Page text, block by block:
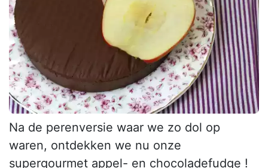
Na de perenversie waar we zo dol op
waren, ontdekken we nu onze
supergourmet appel- en chocoladefudge !